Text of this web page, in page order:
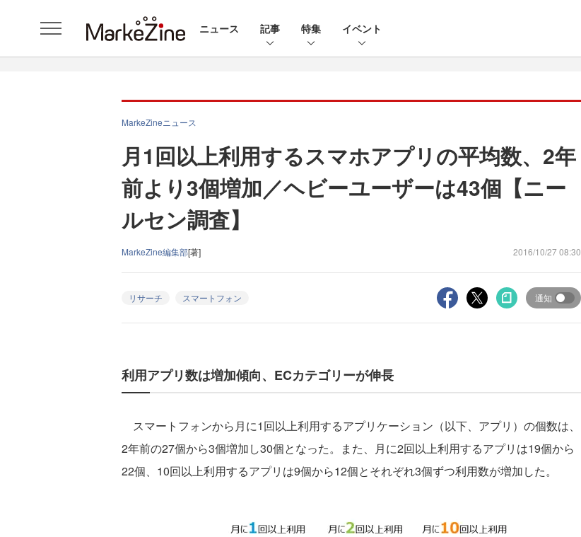
ニュース 記事 特集 イベント
MarkeZineニュース
月1回以上利用するスマホアプリの平均数、2年
前より3個増加／ヘビーユーザーは43個【ニー
ルセン調査】
MarkeZine編集部[著] 2016/10/27 08:30
リサーチ スマートフォン 通知
利用アプリ数は増加傾向、ECカテゴリーが伸長
スマートフォンから月に1回以上利用するアプリケーション（以下、アプリ）の個数は、
2年前の27個から3個増加し30個となった。また、月に2回以上利用するアプリは19個から
22個、10回以上利用するアプリは9個から12個とそれぞれ3個ずつ利用数が増加した。